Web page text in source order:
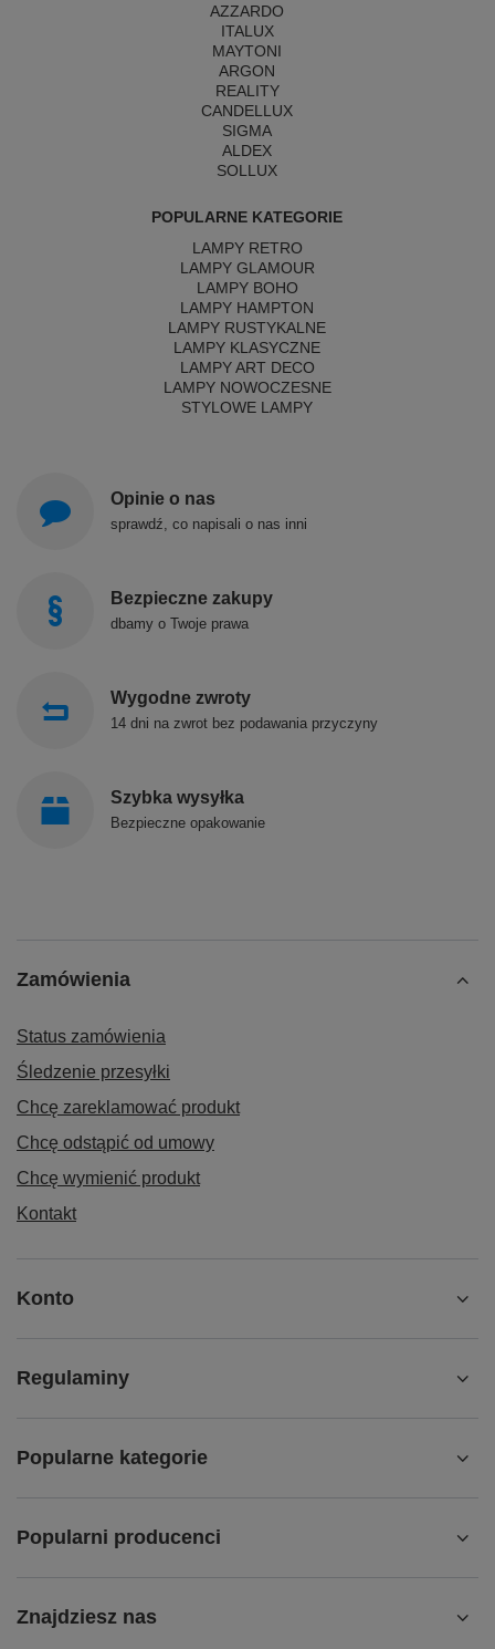
AZZARDO
ITALUX
MAYTONI
ARGON
REALITY
CANDELLUX
SIGMA
ALDEX
SOLLUX
POPULARNE KATEGORIE
LAMPY RETRO
LAMPY GLAMOUR
LAMPY BOHO
LAMPY HAMPTON
LAMPY RUSTYKALNE
LAMPY KLASYCZNE
LAMPY ART DECO
LAMPY NOWOCZESNE
STYLOWE LAMPY
Opinie o nas
sprawdź, co napisali o nas inni
Bezpieczne zakupy
dbamy o Twoje prawa
Wygodne zwroty
14 dni na zwrot bez podawania przyczyny
Szybka wysyłka
Bezpieczne opakowanie
Zamówienia
Status zamówienia
Śledzenie przesyłki
Chcę zareklamować produkt
Chcę odstąpić od umowy
Chcę wymienić produkt
Kontakt
Konto
Regulaminy
Popularne kategorie
Popularni producenci
Znajdziesz nas